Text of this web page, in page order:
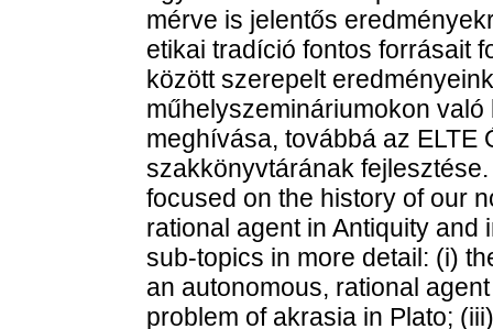
mérve is jelentős
etikai tradíció fontos forrásait
között szerepelt
műhelyszemináriumokon
meghívása, továbbá az ELTE
szakkönyvtárának
focused on the history of our
rational agent in Antiquity and
sub-topics in more detail: (i)
an autonomous, rational
problem of akrasia in Plato;